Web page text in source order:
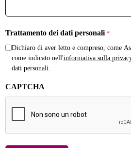
Trattamento dei dati personali *
Dichiaro di aver letto e compreso, come
come indicato nell'informativa sulla
dati personali.
CAPTCHA